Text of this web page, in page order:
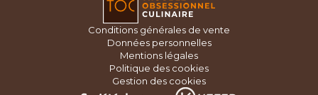
Conditions générales de vente
Données personnelles
Mentions légales
Politique des cookies
Gestion des cookies